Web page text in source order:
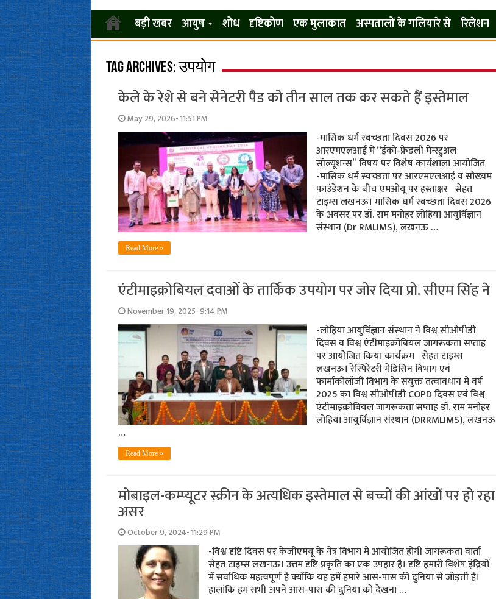
बड़ी खबर आयुष शोध दृष्टिकोण एक मुलाकात अस्पतालों के गलियारे से रिलेशन
Tag Archives:उपयोग
केले के रेशे से बने सेनेटरी पैड को तीन साल तक कर सकते हैं इस्तेमाल
May 29, 2026- 11:51 PM
-मासिक धर्म स्वच्छता दिवस 2026 पर
आरएमएलआई में “ईको-फ्रेंडली मेन्स्ट्रुअल
सॉल्यूशन्स” विषय पर विशेष कार्यशाला आयोजित
-मासिक धर्म स्वच्छता पर आरएमएलआई व सौख्यम
फाउंडेशन के बीच एमओयू पर हस्ताक्षर सेहत
टाइम्स लखनऊ। मासिक धर्म स्वच्छता दिवस 2026
के अवसर पर डॉ. राम मनोहर लोहिया आयुर्विज्ञान
संस्थान (Dr RMLIMS), लखनऊ …
Read More »
एंटीमाइक्रोबियल दवाओं के तार्किक उपयोग पर जोर दिया प्रो. सीएम सिंह ने
November 19, 2025- 9:14 PM
-लोहिया आयुर्विज्ञान संस्थान ने विश्व सीओपीडी
दिवस व विश्व एंटीमाइक्रोबियल जागरूकता सप्ताह
पर आयोेजित किया कार्यक्रम सेहत टाइम्स
लखनऊ। रेस्पिरेटरी मेडिसिन विभाग एवं
फार्माकोलॉजी विभाग के संयुक्त तत्वावधान में वर्ष
2025 का विश्व सीओपीडी COPD दिवस एवं विश्व
एंटीमाइक्रोबियल जागरूकता सप्ताह डॉ. राम मनोहर
लोहिया आयुर्विज्ञान संस्थान (DRRMLIMS), लखनऊ
…
Read More »
मोबाइल-कम्प्यूटर स्क्रीन के अत्यधिक इस्तेमाल से बच्चों की आंखों पर हो रहा
असर
October 9, 2024- 11:29 PM
-विश्व दृष्टि दिवस पर केजीएमयू के नेत्र विभाग में आयोजित होगी जागरूकता वार्ता
सेहत टाइम्स लखनऊ। उत्तम दृष्टि प्रकृति का एक उपहार है। दृष्टि हमारी विशेष इंद्रियों
में सर्वाधिक महत्वपूर्ण है क्योंकि यह हमें हमारे आस-पास की दुनिया से जोड़ती है।
हालांकि हम सभी अपने आस-पास की दुनिया को देखना …